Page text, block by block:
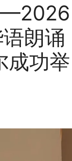
朗诵
成功举